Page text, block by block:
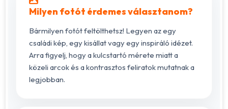
Milyen fotót érdemes választanom?
Bármilyen fotót feltölthetsz! Legyen az egy
családi kép, egy kisállat vagy egy inspiráló idézet.
Arra figyelj, hogy a kulcstartó mérete miatt a
közeli arcok és a kontrasztos feliratok mutatnak a
legjobban.